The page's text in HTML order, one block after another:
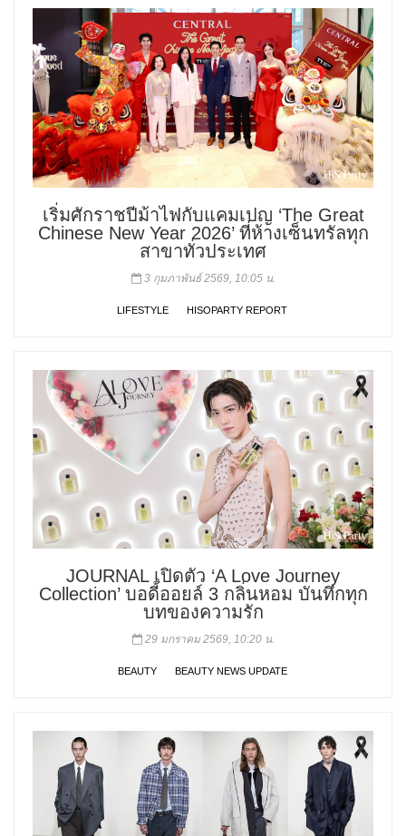
เริ่มศักราชปีม้าไฟกับแคมเปญ ‘The Great
Chinese New Year 2026’ ที่ห้างเซ็นทรัลทุก
สาขาทั่วประเทศ
3 กุมภาพันธ์ 2569, 10:05 น.
LIFESTYLE HISOPARTY REPORT
JOURNAL เปิดตัว ‘A Love Journey
Collection’ บอดี้ออยล์ 3 กลิ่นหอม บันทึกทุก
บทของความรัก
29 มกราคม 2569, 10:20 น.
BEAUTY BEAUTY NEWS UPDATE